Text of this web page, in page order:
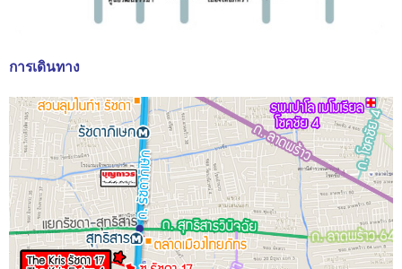
การเดินทาง